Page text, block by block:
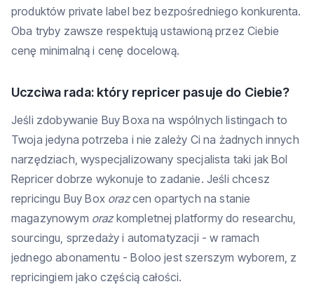
produktów private label bez bezpośredniego konkurenta.
Oba tryby zawsze respektują ustawioną przez Ciebie
cenę minimalną i cenę docelową.
Uczciwa rada: który repricer pasuje do Ciebie?
Jeśli zdobywanie Buy Boxa na wspólnych listingach to
Twoja jedyna potrzeba i nie zależy Ci na żadnych innych
narzędziach, wyspecjalizowany specjalista taki jak Bol
Repricer dobrze wykonuje to zadanie. Jeśli chcesz
repricingu Buy Box orazcen opartych na stanie
magazynowym orazkompletnej platformy do researchu,
sourcingu, sprzedaży i automatyzacji - w ramach
jednego abonamentu - Boloo jest szerszym wyborem, z
repricingiem jako częścią całości.